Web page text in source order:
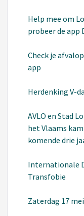
Help mee om
probeer de app
Check je
app
Herdenking V-
AVLO en Stad
het Vlaams
komende drie
Internationale
Transfobie
Zaterdag 17